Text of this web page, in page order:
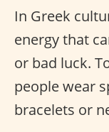
In Greek
energy that
or bad luck.
people wear
bracelets or